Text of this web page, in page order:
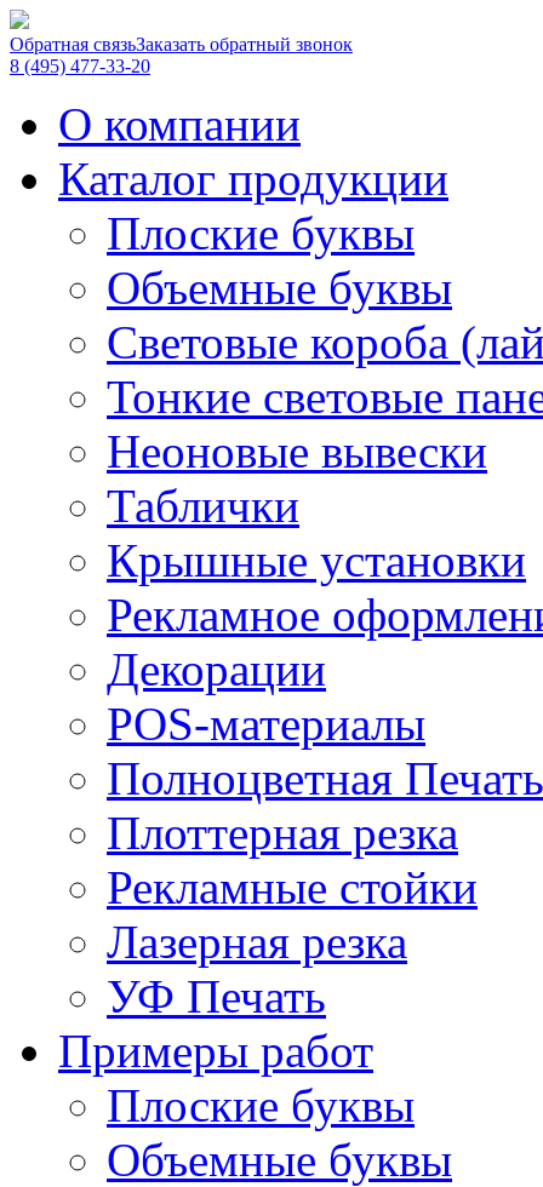
Обратная связьЗаказать обратный звонок
8 (495) 477-33-20
О компании
Каталог продукции
Плоские буквы
Объемные буквы
Световые короба
Тонкие световые
Неоновые вывески
Таблички
Крышные установки
Рекламное
Декорации
POS-материалы
Полноцветная Печать
Плоттерная резка
Рекламные стойки
Лазерная резка
УФ Печать
Примеры работ
Плоские буквы
Объемные буквы